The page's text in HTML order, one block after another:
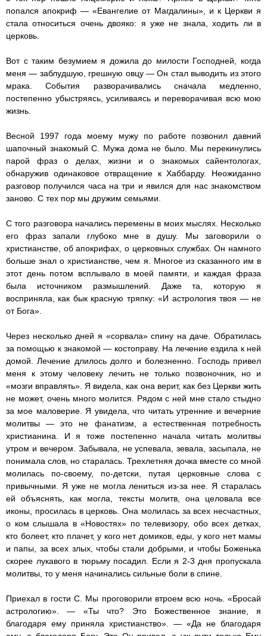
попался апокриф — «Евангелие от Магдалины», и к Церкви я
стала относиться очень двояко: я уже не знала, ходить ли в
церковь.
Вот с таким безумием я дожила до милости Господней, когда
меня — заблудшую, грешную овцу — Он стал выводить из этого
мрака. События разворачивались сначала медленно,
постепенно убыстряясь, усиливаясь и переворачивая всю мою
жизнь.
Весной 1997 года моему мужу по работе позвонил давний
шапочный знакомый С. Мужа дома не было. Мы перекинулись
парой фраз о делах, жизни и о знакомых сайентологах,
обнаружив одинаковое отвращение к Хаббарду. Неожиданно
разговор получился часа на три и явился для нас знакомством
заново. С тех пор мы дружим семьями.
С того разговора начались перемены в моих мыслях. Несколько
его фраз запали глубоко мне в душу. Мы заговорили о
христианстве, об апокрифах, о церковных службах. Он намного
больше знал о христианстве, чем я. Многое из сказанного им в
этот день потом всплывало в моей памяти, и каждая фраза
была источником размышлений. Даже та, которую я
восприняла, как бык красную тряпку: «И астрология твоя — не
от Бога».
Через несколько дней я «сорвала» спину на даче. Обратилась
за помощью к знакомой — костоправу. На лечение ездила к ней
домой. Лечение длилось долго и болезненно. Господь привел
меня к этому человеку лечить не только позвоночник, но и
«мозги вправлять». Я видела, как она верит, как без Церкви жить
не может, очень много молится. Рядом с ней мне стало стыдно
за мое маловерие. Я увидела, что читать утренние и вечерние
молитвы — это не фанатизм, а естественная потребность
христианина. И я тоже постепенно начала читать молитвы
утром и вечером. Забывала, не успевала, зевала, засыпала, не
понимала слов, но старалась. Трехлетняя дочка вместе со мной
молилась по-своему, по-детски, путая церковные слова с
привычными. Я уже не могла лениться из-за нее. Я старалась
ей объяснять, как могла, тексты молитв, она целовала все
иконы, просилась в церковь. Она молилась за всех несчастных,
о ком слышала в «Новостях» по телевизору, обо всех детках,
кто болеет, кто плачет, у кого нет домиков, еды, у кого нет мамы
и папы, за всех злых, чтобы стали добрыми, и чтобы Боженька
скорее лукавого в тюрьму посадил. Если я 2-3 дня пропускала
молитвы, то у меня начинались сильные боли в спине.
Приехал в гости С. Мы проговорили втроем всю ночь. «Бросай
астрологию». — «Ты что? Это Божественное знание, я
благодаря ему приняла христианство». — «Да не благодаря